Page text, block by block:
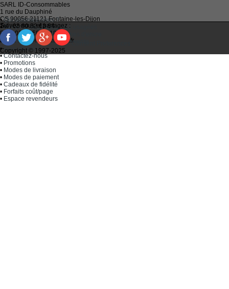
SARL ID-Consommables
1 rue du Dauphiné
CS 90056 21121Fontaine-les-Dijon
Tel :03 80 52 63 64
Fax :03 80 58 81 10
Email : idc@imprimantes.fr
•Qui sommes-nous ?
•Recycler ses cartouches usagées
• Bien choisir ses cartouches d'encre
•
Conditions générales de vente
•Plan du site
•Contactez-nous
• Promotions
• Modes de livraison
• Modes de paiement
• Cadeaux de fidélité
• Forfaits coût/page
• Espace revendeurs
Suivez-nous et partagez :
Consent Preferences
Copyright © 1997-2025